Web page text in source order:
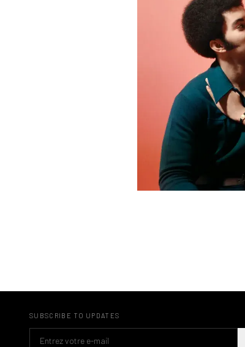
SUBSCRIBE TO UPDATES